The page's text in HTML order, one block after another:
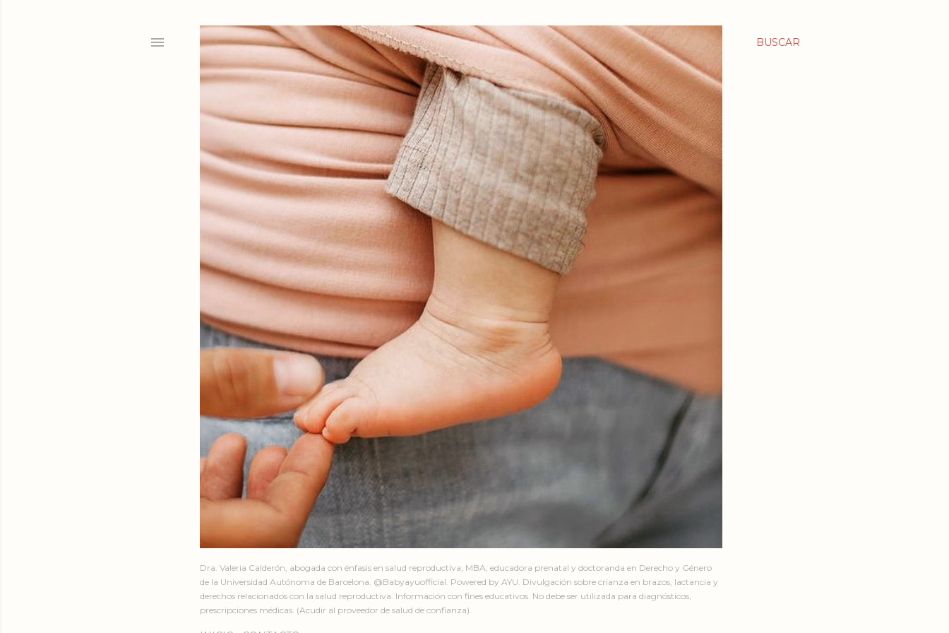
BUSCAR
Dra. Valeria Calderón, abogada con énfasis en salud reproductiva; MBA; educadora prenatal y doctoranda en Derecho y Género
de la Universidad Autónoma de Barcelona. @Babyayuofficial. Powered by AYU. Divulgación sobre crianza en brazos, lactancia y
derechos relacionados con la salud reproductiva. Información con fines educativos. No debe ser utilizada para diagnósticos,
prescripciones médicas. (Acudir al proveedor de salud de confianza).